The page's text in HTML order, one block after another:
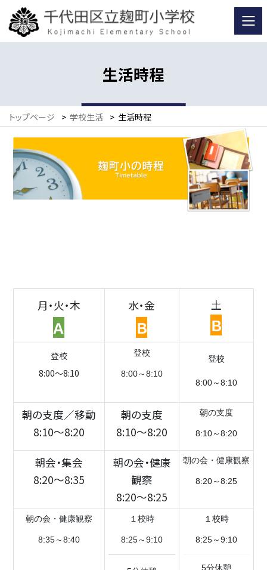
生活時程
トップページ > 学校生活 > 生活時程
月・火・木
Ａ
水・金
Ｂ
土
Ｂ
登校
8:00～8:10
登校
8:00～8:10
登校
8:00～8:10
朝の支度／移動
8:10～8:20
朝の支度
8:10～8:20
朝の支度
8:10～8:20
朝会・集会
8:20～8:35
朝の会・健康
観察
8:20～8:25
朝の会・健康観察
8:20～8:25
朝の会・健康観察
8:35～8:40
１校時
8:25～9:10
１校時
8:25～9:10
5分休憩